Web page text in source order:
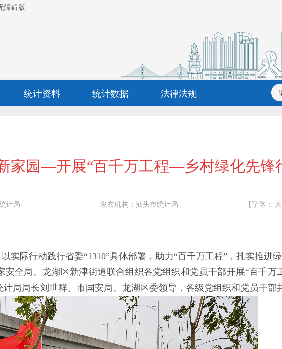
障碍版
统计资料 统计数据 法律法规
家园—开展“百千万工程—乡村绿化先锋
计局 发布机构：汕头市统计局 【字体： 大
实际行动践行省委“1310”具体部署，助力“百千万工程”，扎实推进
安全局、龙湖区新津街道联合组织各党组织和党员干部开展“百千
局局长刘世群、市国安局、龙湖区委领导，各级党组织和党员干部